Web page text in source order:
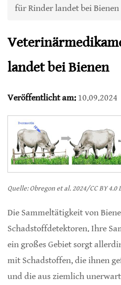
für Rinder landet bei Bienen
landet bei Bienen
Veröffentlicht am:10.09.2024
Quelle: Obregon et al. 2024/CC BY 4.0
Die Sammeltätigkeit von
Schadstoffdetektoren. Ihre
ein großes Gebiet sorgt
mit Schadstoffen, die ihnen
und die aus ziemlich